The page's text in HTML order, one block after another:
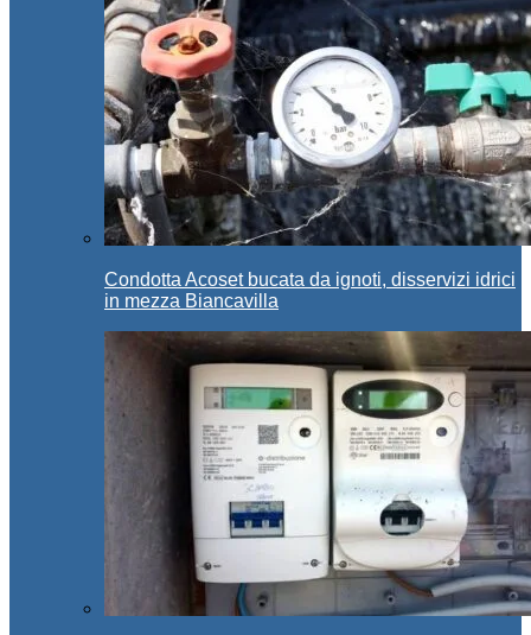
Condotta Acoset bucata da ignoti, disservizi idrici
in mezza Biancavilla